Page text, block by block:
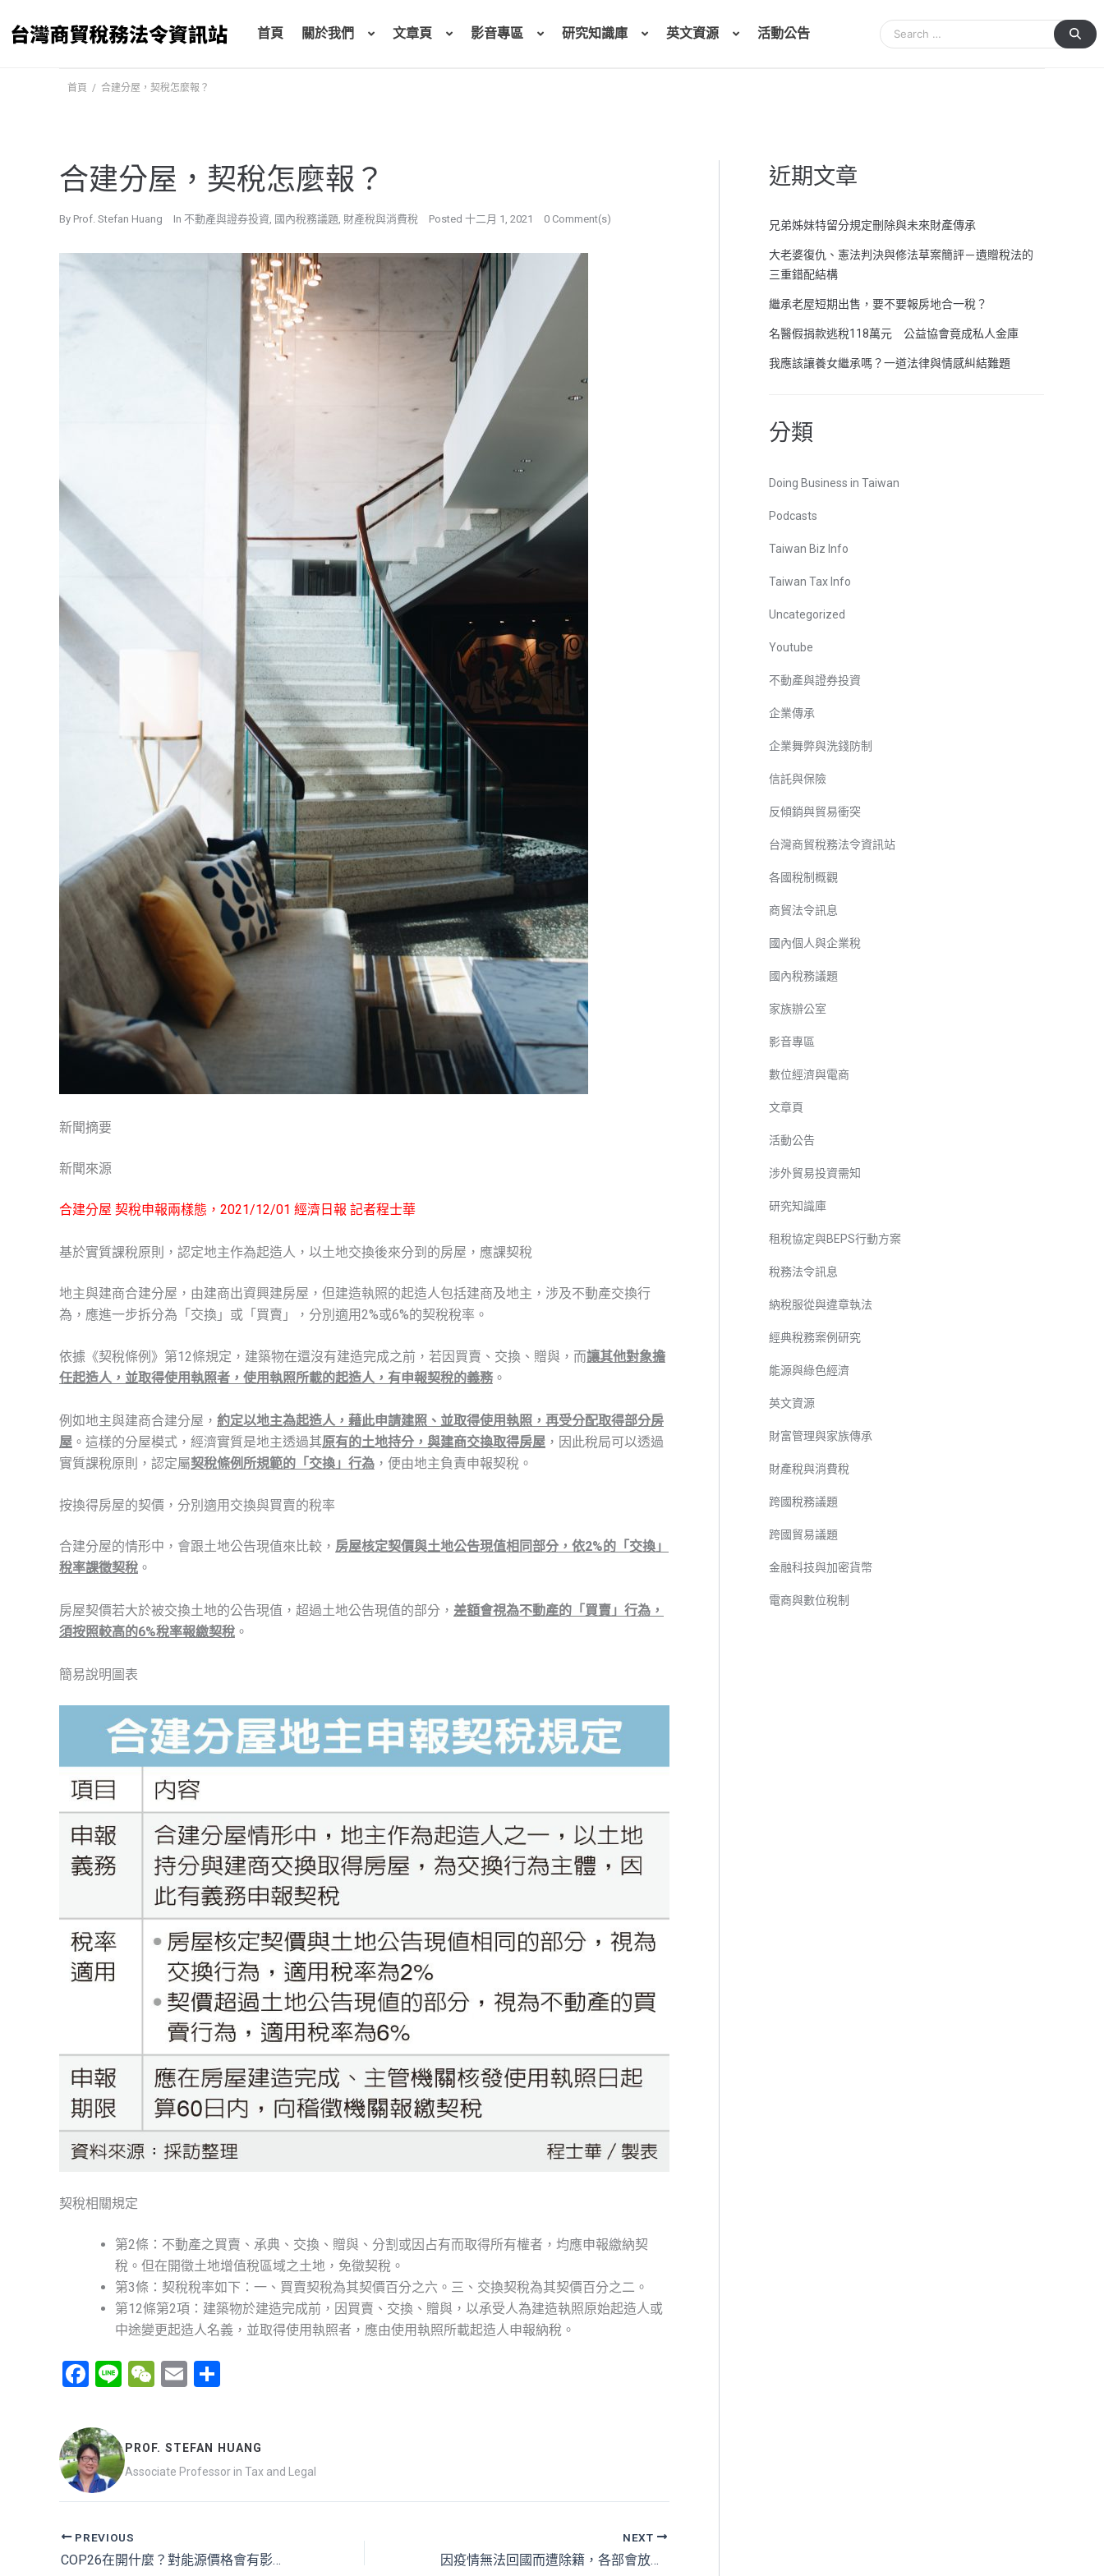
至
首頁 關於我們 文章頁 影音專區 研究知識庫 英文資源 活動公告
首頁 / 合建分屋，契稅怎麼報？
合建分屋，契稅怎麼報？
By Prof. Stefan Huang In 不動產與證券投資, 國內稅務議題, 財產稅與消費稅 Posted 十二月 1, 2021 0 Comment(s)
新聞摘要
新聞來源
合建分屋 契稅申報兩樣態，2021/12/01 經濟日報 記者程士華
基於實質課稅原則，認定地主作為起造人，以土地交換後來分到的房屋，應課契稅
地主與建商合建分屋，由建商出資興建房屋，但建造執照的起造人包括建商及地主，涉及不動產交換行
為，應進一步拆分為「交換」或「買賣」，分別適用2%或6%的契稅稅率。
依據《契稅條例》第12條規定，建築物在還沒有建造完成之前，若因買賣、交換、贈與，而讓其他對象擔
任起造人，並取得使用執照者，使用執照所載的起造人，有申報契稅的義務 。
例如地主與建商合建分屋， 約定以地主為起造人，藉此申請建照、並取得使用執照，再受分配取得部分房
屋 。這樣的分屋模式，經濟實質是地主透過其原有的土地持分，與建商交換取得房屋 ，因此稅局可以透過
實質課稅原則，認定屬契稅條例所規範的「交換」行為 ，便由地主負責申報契稅。
按換得房屋的契價，分別適用交換與買賣的稅率
合建分屋的情形中，會跟土地公告現值來比較， 房屋核定契價與土地公告現值相同部分，依2%的「交換」
稅率課徵契稅 。
房屋契價若大於被交換土地的公告現值，超過土地公告現值的部分， 差額會視為不動產的「買賣」行為，
須按照較高的6%稅率報繳契稅 。
簡易說明圖表
契稅相關規定
第2條：不動產之買賣、承典、交換、贈與、分割或因占有而取得所有權者，均應申報繳納契
稅。但在開徵土地增值稅區域之土地，免徵契稅。
第3條：契稅稅率如下：一、買賣契稅為其契價百分之六。三、交換契稅為其契價百分之二。
第12條第2項：建築物於建造完成前，因買賣、交換、贈與，以承受人為建造執照原始起造人或
中途變更起造人名義，並取得使用執照者，應由使用執照所載起造人申報納稅。
F
ce
b
o
o
k
Li
W
h
at
E
PROF. STEFAN HUANG
Associate Professor in Tax and Legal
PREVIOUS
COP26在開什麼？對能源價格會有影響嗎？
NEXT
因疫情無法回國而遭除籍，各部會放寬健保、納稅身分認定
近期文章
兄弟姊妹特留分規定刪除與未來財產傳承
大老婆復仇、憲法判決與修法草案簡評－遺贈稅法的
三重錯配結構
繼承老屋短期出售，要不要報房地合一稅？
名醫假捐款逃稅118萬元 公益協會竟成私人金庫
我應該讓養女繼承嗎？一道法律與情感糾結難題
分類
Doing Business in Taiwan
Podcasts
Taiwan Biz Info
Taiwan Tax Info
Uncategorized
Youtube
不動產與證券投資
企業傳承
企業舞弊與洗錢防制
信託與保險
反傾銷與貿易衝突
台灣商貿稅務法令資訊站
各國稅制概觀
商貿法令訊息
國內個人與企業稅
國內稅務議題
家族辦公室
影音專區
數位經濟與電商
文章頁
活動公告
涉外貿易投資需知
研究知識庫
租稅協定與BEPS行動方案
稅務法令訊息
納稅服從與違章執法
經典稅務案例研究
能源與綠色經濟
英文資源
財富管理與家族傳承
財產稅與消費稅
跨國稅務議題
跨國貿易議題
金融科技與加密貨幣
電商與數位稅制